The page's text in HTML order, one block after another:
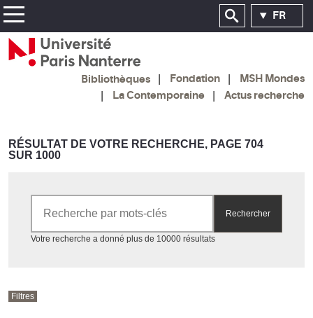
FR
Bibliothèques Fondation
MSH Mondes
La Contemporaine
Actus recherche
RÉSULTAT DE VOTRE RECHERCHE, PAGE 704
SUR 1000
Rechercher
Votre recherche a donné plus de 10000 résultatsAccéder aux résultats
Filtres